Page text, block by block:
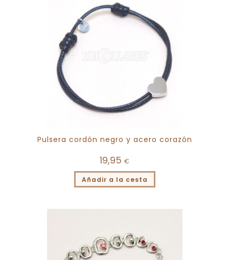
Pulsera cordón negro y acero corazón
19,95 €
Añadir a la cesta